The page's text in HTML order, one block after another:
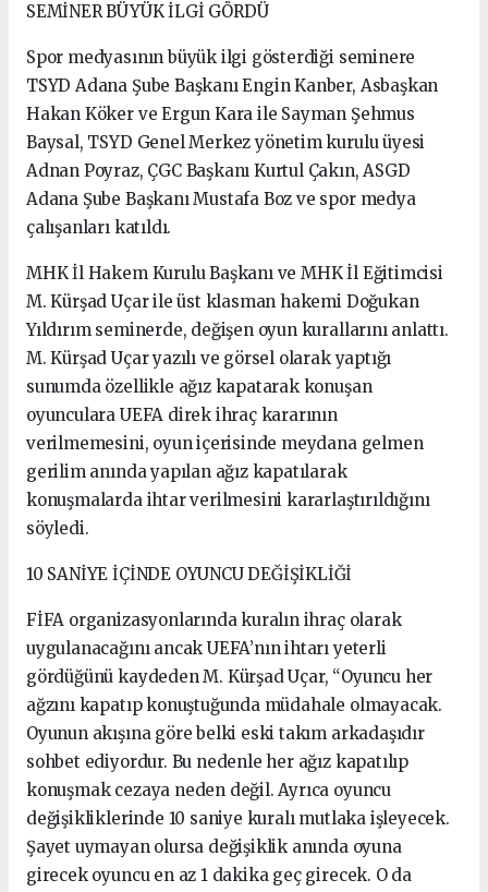
SEMİNER BÜYÜK İLGİ GÖRDÜ
Spor medyasının büyük ilgi gösterdiği seminere
TSYD Adana Şube Başkanı Engin Kanber, Asbaşkan
Hakan Köker ve Ergun Kara ile Sayman Şehmus
Baysal, TSYD Genel Merkez yönetim kurulu üyesi
Adnan Poyraz, ÇGC Başkanı Kurtul Çakın, ASGD
Adana Şube Başkanı Mustafa Boz ve spor medya
çalışanları katıldı.
MHK İl Hakem Kurulu Başkanı ve MHK İl Eğitimcisi
M. Kürşad Uçar ile üst klasman hakemi Doğukan
Yıldırım seminerde, değişen oyun kurallarını anlattı.
M. Kürşad Uçar yazılı ve görsel olarak yaptığı
sunumda özellikle ağız kapatarak konuşan
oyunculara UEFA direk ihraç kararının
verilmemesini, oyun içerisinde meydana gelmen
gerilim anında yapılan ağız kapatılarak
konuşmalarda ihtar verilmesini kararlaştırıldığını
söyledi.
10 SANİYE İÇİNDE OYUNCU DEĞİŞİKLİĞİ
FİFA organizasyonlarında kuralın ihraç olarak
uygulanacağını ancak UEFA’nın ihtarı yeterli
gördüğünü kaydeden M. Kürşad Uçar, “Oyuncu her
ağzını kapatıp konuştuğunda müdahale olmayacak.
Oyunun akışına göre belki eski takım arkadaşıdır
sohbet ediyordur. Bu nedenle her ağız kapatılıp
konuşmak cezaya neden değil. Ayrıca oyuncu
değişikliklerinde 10 saniye kuralı mutlaka işleyecek.
Şayet uymayan olursa değişiklik anında oyuna
girecek oyuncu en az 1 dakika geç girecek. O da